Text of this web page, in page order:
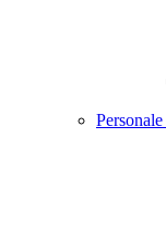
Personale